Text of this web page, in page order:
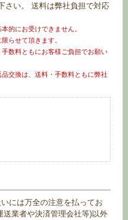
さい。 送料は弊社負担で対応
的にお受けできません。
らせて頂きます。
数料ともにお客様ご負担でお願い
交換は、送料・手数料ともに弊社
には万全の注意を払ってお
送業者や決済管理会社等)以外